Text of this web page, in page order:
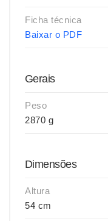
Ficha técnica
Baixar o PDF
Gerais
Peso
2870 g
Dimensões
Altura
54 cm